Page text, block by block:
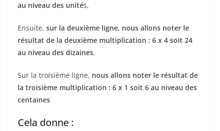
au niveau des unités,
Ensuite, sur la deuxième ligne, nous allons noter le
résultat de la deuxième multiplication : 6 x 4 soit 24
au niveau des dizaines,
Sur la troisième ligne, nous allons noter le résultat de
la troisième multiplication : 6 x 1 soit 6 au niveau des
centaines
Cela donne :